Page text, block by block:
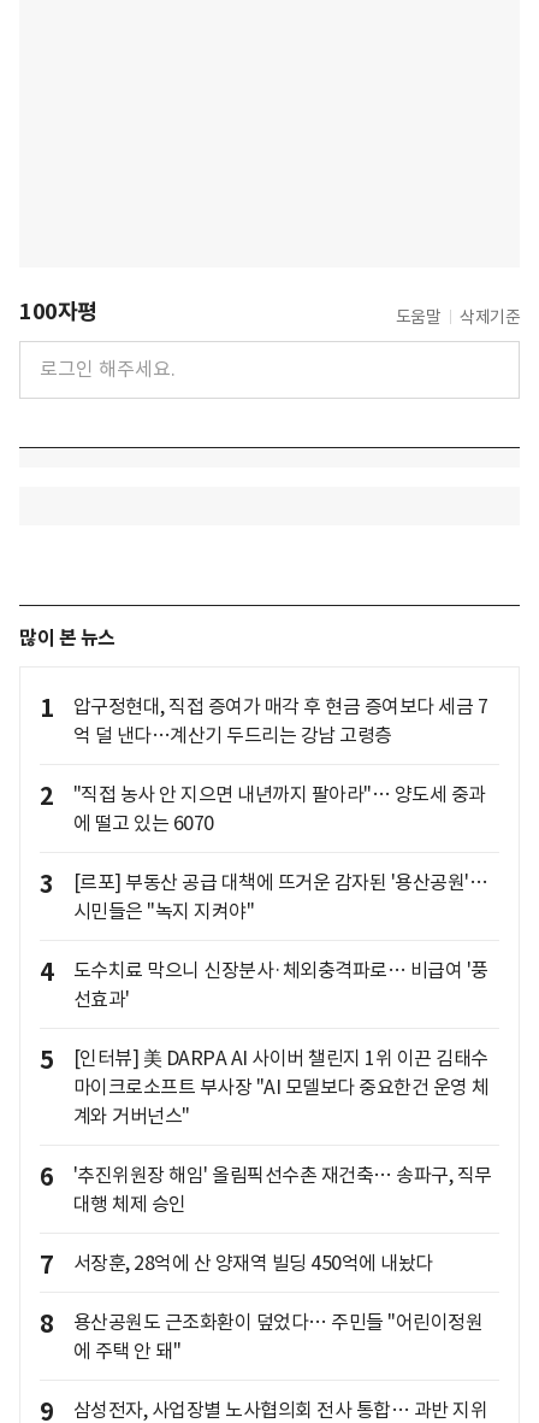
100자평 도움말 삭제기준
많이 본 뉴스
1
압구정현대, 직접 증여가 매각 후 현금 증여보다 세금 7
억 덜 낸다…계산기 두드리는 강남 고령층
2
"직접 농사 안 지으면 내년까지 팔아라"… 양도세 중과
에 떨고 있는 6070
3
[르포] 부동산 공급 대책에 뜨거운 감자된 '용산공원'…
시민들은 "녹지 지켜야"
4
도수치료 막으니 신장분사·체외충격파로… 비급여 '풍
선효과'
5
[인터뷰] 美 DARPA AI 사이버 챌린지 1위 이끈 김태수
마이크로소프트 부사장 "AI 모델보다 중요한건 운영 체
계와 거버넌스"
6
'추진위원장 해임' 올림픽선수촌 재건축… 송파구, 직무
대행 체제 승인
7 서장훈, 28억에 산 양재역 빌딩 450억에 내놨다
8
용산공원도 근조화환이 덮었다… 주민들 "어린이정원
에 주택 안 돼"
9 삼성전자, 사업장별 노사협의회 전사 통합… 과반 지위